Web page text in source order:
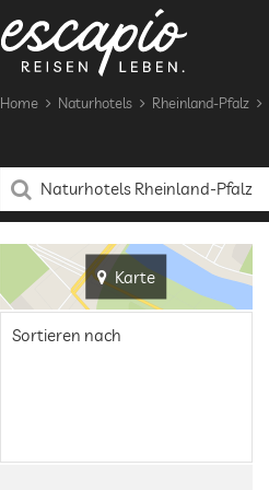
Home Naturhotels Rheinland-Pfalz
Karte
Sortieren nach